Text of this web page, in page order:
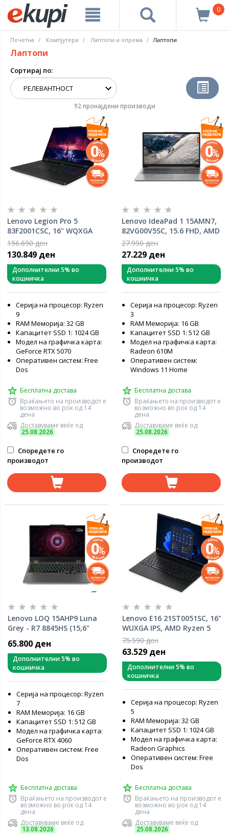
0
Почетна Компјутери Лаптопи и опрема Лаптопи
Лаптопи
Сортирај по:
92 пронајдени производи
Lenovo Legion Pro 5
83F2001CSC, 16" WQXGA
OLED 165Hz, AMD Ryzen 9
9955HX, 32GB RAM, 1TB
PCIe NVMe SSD, NVIDIA
GeForce RTX 5070, Free
DOS, лаптоп
156.690 ден
130.849 ден
Дополнителни 5% во
кошничка
Серија на процесор: Ryzen
9
RAM Меморија: 32 GB
Капацитет SSD 1: 1024 GB
Модел на графичка карта:
GeForce RTX 5070
Оперативен систем: Free
Dos
Бесплатна достава
Враќањето на производот е
возможно во рок од 14
дена
Доставуваме веќе од
25.08.2026
Споредете го
производот
Lenovo IdeaPad 1 15AMN7,
82VG00V5SC, 15.6 FHD, AMD
Ryzen 3 7320U, 16GB RAM,
512GB PCIe NVMe SSD, AMD
Radeon 610M Graphics,
Windows 11 Home, лаптоп
27.990 ден
27.229 ден
Дополнителни 5% во
кошничка
Серија на процесор: Ryzen
3
RAM Меморија: 16 GB
Капацитет SSD 1: 512 GB
Модел на графичка карта:
Radeon 610M
Оперативен систем:
Windows 11 Home
Бесплатна достава
Враќањето на производот е
возможно во рок од 14
дена
Доставуваме веќе од
25.08.2026
Споредете го
производот
Lenovo LOQ 15AHP9 Luna
Grey - R7 8845HS (15,6"
8845HS/16GB/FreeDOS)
83DX0083RM лаптоп
65.800 ден
Дополнителни 5% во
кошничка
Серија на процесор: Ryzen
7
RAM Меморија: 16 GB
Капацитет SSD 1: 512 GB
Модел на графичка карта:
GeForce RTX 4060
Оперативен систем: Free
Dos
Бесплатна достава
Враќањето на производот е
возможно во рок од 14
дена
Доставуваме веќе од
13.08.2026
Lenovo E16 21ST0051SC, 16"
WUXGA IPS, AMD Ryzen 5
220, 32GB RAM, 1TB SSD,
Radeon Graphics, Free DOS,
лаптоп
75.590 ден
63.529 ден
Дополнителни 5% во
кошничка
Серија на процесор: Ryzen
5
RAM Меморија: 32 GB
Капацитет SSD 1: 1024 GB
Модел на графичка карта:
Radeon Graphics
Оперативен систем: Free
Dos
Бесплатна достава
Враќањето на производот е
возможно во рок од 14
дена
Доставуваме веќе од
25.08.2026